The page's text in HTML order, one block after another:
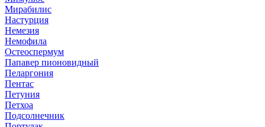
Мирабилис
Настурция
Немезия
Немофила
Остеоспермум
Папавер пионовидный
Пеларгония
Пентас
Петуния
Петхоа
Подсолнечник